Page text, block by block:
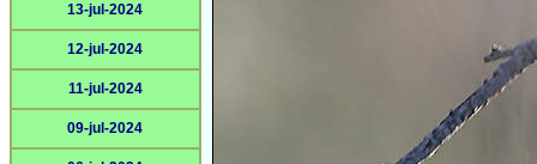
13-jul-2024
12-jul-2024
11-jul-2024
09-jul-2024